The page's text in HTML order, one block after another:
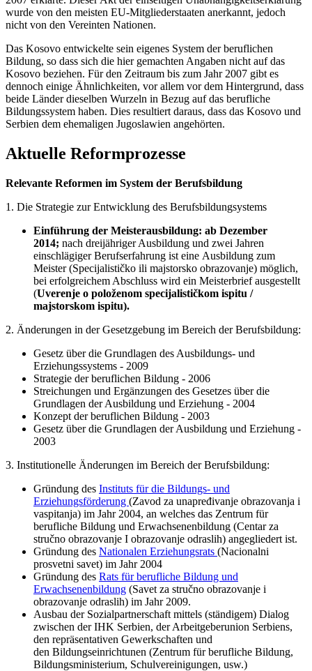
wurde von den meisten EU-Mitgliederstaaten anerkannt, jedoch
nicht von den Vereinten Nationen.
Das Kosovo entwickelte sein eigenes System der beruflichen
Bildung, so dass sich die hier gemachten Angaben nicht auf das
Kosovo beziehen. Für den Zeitraum bis zum Jahr 2007 gibt es
dennoch einige Ähnlichkeiten, vor allem vor dem Hintergrund, dass
beide Länder dieselben Wurzeln in Bezug auf das berufliche
Bildungssystem haben. Dies resultiert daraus, dass das Kosovo und
Serbien dem ehemaligen Jugoslawien angehörten.
Aktuelle Reformprozesse
Relevante Reformen im System der Berufsbildung
1. Die Strategie zur Entwicklung des Berufsbildungsystems
Einführung der Meisterausbildung: ab Dezember
2014; nach dreijähriger Ausbildung und zwei Jahren
einschlägiger Berufserfahrung ist eine Ausbildung zum
Meister (Specijalističko ili majstorsko obrazovanje) möglich,
bei erfolgreichem Abschluss wird ein Meisterbrief ausgestellt
(Uverenje o položenom specijalističkom ispitu /
majstorskom ispitu).
2. Änderungen in der Gesetzgebung im Bereich der Berufsbildung:
Gesetz über die Grundlagen des Ausbildungs- und
Erziehungssystems - 2009
Strategie der beruflichen Bildung - 2006
Streichungen und Ergänzungen des Gesetzes über die
Grundlagen der Ausbildung und Erziehung - 2004
Konzept der beruflichen Bildung - 2003
Gesetz über die Grundlagen der Ausbildung und Erziehung -
2003
3. Institutionelle Änderungen im Bereich der Berufsbildung:
Gründung des Instituts für die Bildungs- und
Erziehungsförderung (Zavod za unapređivanje obrazovanja i
vaspitanja) im Jahr 2004, an welches das Zentrum für
berufliche Bildung und Erwachsenenbildung (Centar za
stručno obrazovanje I obrazovanje odraslih) angegliedert ist.
Gründung des Nationalen Erziehungsrats (Nacionalni
prosvetni savet) im Jahr 2004
Gründung des Rats für berufliche Bildung und
Erwachsenenbildung (Savet za stručno obrazovanje i
obrazovanje odraslih) im Jahr 2009.
Ausbau der Sozialpartnerschaft mittels (ständigem) Dialog
zwischen der IHK Serbien, der Arbeitgeberunion Serbiens,
den repräsentativen Gewerkschaften und
den Bildungseinrichtunen (Zentrum für berufliche Bildung,
Bildungsministerium, Schulvereinigungen, usw.)